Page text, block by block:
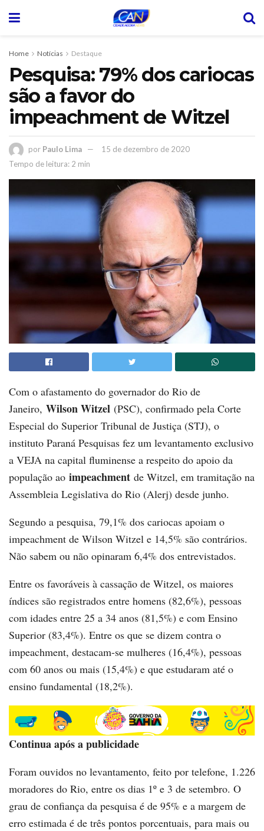
Home Notícias Destaque
Pesquisa: 79% dos cariocas
são a favor do
impeachment de Witzel
por Paulo Lima
15 de dezembro de 2020
Tempo de leitura: 2 min
Com o afastamento do governador do Rio de
Janeiro, Wilson Witzel (PSC), confirmado pela Corte
Especial do Superior Tribunal de Justiça (STJ), o
instituto Paraná Pesquisas fez um levantamento exclusivo
a VEJA na capital fluminense a respeito do apoio da
população ao impeachment de Witzel, em tramitação na
Assembleia Legislativa do Rio (Alerj) desde junho.
Segundo a pesquisa, 79,1% dos cariocas apoiam o
impeachment de Wilson Witzel e 14,5% são contrários.
Não sabem ou não opinaram 6,4% dos entrevistados.
Entre os favoráveis à cassação de Witzel, os maiores
índices são registrados entre homens (82,6%), pessoas
com idades entre 25 a 34 anos (81,5%) e com Ensino
Superior (83,4%). Entre os que se dizem contra o
impeachment, destacam-se mulheres (16,4%), pessoas
com 60 anos ou mais (15,4%) e que estudaram até o
ensino fundamental (18,2%).
Continua após a publicidade
Foram ouvidos no levantamento, feito por telefone, 1.226
moradores do Rio, entre os dias 1º e 3 de setembro. O
grau de confiança da pesquisa é de 95% e a margem de
erro estimada é de três pontos porcentuais, para mais ou